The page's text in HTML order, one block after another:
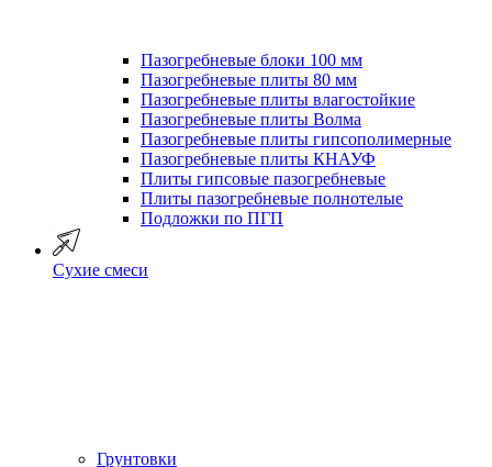
Пазогребневые блоки 100 мм
Пазогребневые плиты 80 мм
Пазогребневые плиты влагостойкие
Пазогребневые плиты Волма
Пазогребневые плиты гипсополимерные
Пазогребневые плиты КНАУФ
Плиты гипсовые пазогребневые
Плиты пазогребневые полнотелые
Подложки по ПГП
Сухие смеси
Грунтовки